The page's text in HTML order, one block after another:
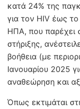
κατά 24% της
για τον HIV έως
ΗΠΑ, που παρέχει
στήριξης,
βοήθεια (με
Ιανουαρίου 2025
αναθεώρηση και
Όπως εκτιμάται